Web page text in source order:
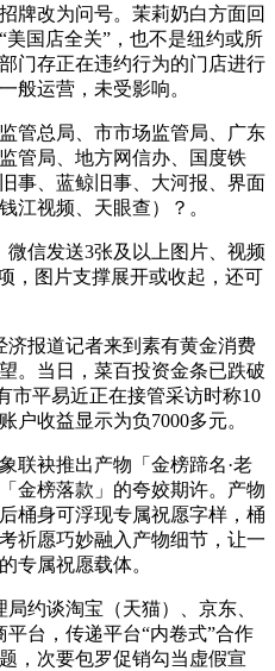
牌改为问号。茉莉奶白方面回
国店全关”，也不是纽约或所
门存正在违约行为的门店进行
般运营，未受影响。
总局、市市场监管局、广东
管局、地方网信办、国度铁
事、蓝鲸旧事、大河报、界面
江视频、天眼查）？。
信发送3张及以上图片、视频
，图片支撑展开或收起，还可
报道记者来到素有黄金消费
。当日，菜百投资金条已跌破
市平易近正在接管采访时称10
户收益显示为负7000多元。
袂推出产物「金榜蹄名·老
金榜落款」的夸姣期许。产物
桶身可浮现专属祝愿字样，桶
祈愿巧妙融入产物细节，让一
专属祝愿载体。
约谈淘宝（天猫）、京东、
台，传递平台“内卷式”合作
，次要包罗促销勾当虚假宣